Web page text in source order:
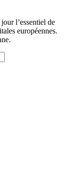
l’essentiel de
européennes.